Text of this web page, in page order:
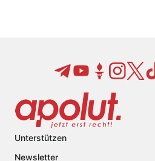
Unterstützen
Newsletter